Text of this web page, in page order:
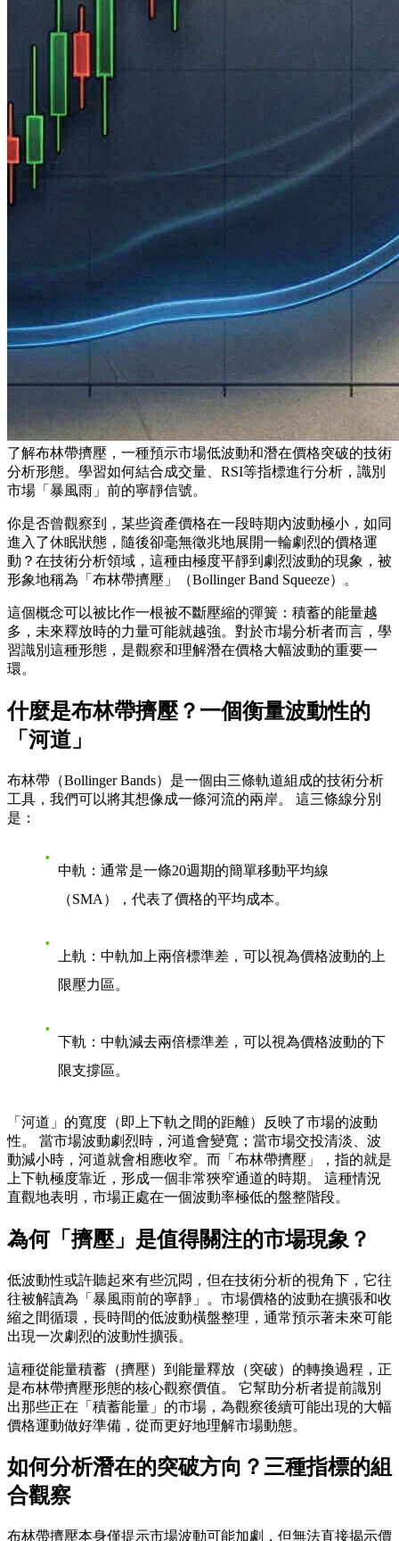
了解布林帶擠壓，一種預示市場低波動和潛在價格突破的技術
分析形態。學習如何結合成交量、RSI等指標進行分析，識別
市場「暴風雨」前的寧靜信號。
你是否曾觀察到，某些資產價格在一段時期內波動極小，如同
進入了休眠狀態，隨後卻毫無徵兆地展開一輪劇烈的價格運
動？在技術分析領域，這種由極度平靜到劇烈波動的現象，被
形象地稱為「布林帶擠壓」（Bollinger Band Squeeze）。
這個概念可以被比作一根被不斷壓縮的彈簧：積蓄的能量越
多，未來釋放時的力量可能就越強。對於市場分析者而言，學
習識別這種形態，是觀察和理解潛在價格大幅波動的重要一
環。
什麼是布林帶擠壓？一個衡量波動性的
「河道」
布林帶（Bollinger Bands）是一個由三條軌道組成的技術分析
工具，我們可以將其想像成一條河流的兩岸。 這三條線分別
是：
中軌 ：通常是一條20週期的簡單移動平均線
（SMA），代表了價格的平均成本。
上軌 ：中軌加上兩倍標準差，可以視為價格波動的上
限壓力區。
下軌 ：中軌減去兩倍標準差，可以視為價格波動的下
限支撐區。
「河道」的寬度（即上下軌之間的距離）反映了市場的波動
性。 當市場波動劇烈時，河道會變寬；當市場交投清淡、波
動減小時，河道就會相應收窄。而「布林帶擠壓」，指的就是
上下軌極度靠近，形成一個非常狹窄通道的時期。 這種情況
直觀地表明，市場正處在一個波動率極低的盤整階段。
為何「擠壓」是值得關注的市場現象？
低波動性或許聽起來有些沉悶，但在技術分析的視角下，它往
往被解讀為「暴風雨前的寧靜」。市場價格的波動在擴張和收
縮之間循環，長時間的低波動橫盤整理，通常預示著未來可能
出現一次劇烈的波動性擴張。
這種從能量積蓄（擠壓）到能量釋放（突破）的轉換過程，正
是布林帶擠壓形態的核心觀察價值。 它幫助分析者提前識別
出那些正在「積蓄能量」的市場，為觀察後續可能出現的大幅
價格運動做好準備，從而更好地理解市場動態。
如何分析潛在的突破方向？三種指標的組
合觀察
布林帶擠壓本身僅提示市場波動可能加劇，但無法直接揭示價